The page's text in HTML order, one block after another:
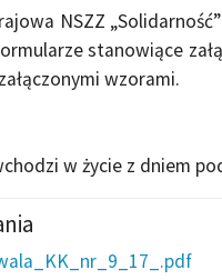
NSZZ
stanowiące
wzorami.
w życie z dniem